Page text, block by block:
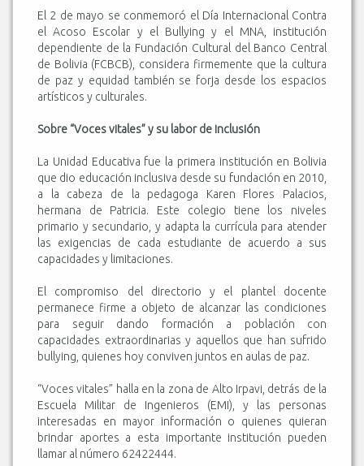
El 2 de mayo se conmemoró el Día Internacional Contra
el Acoso Escolar y el Bullying y el MNA, institución
dependiente de la Fundación Cultural del Banco Central
de Bolivia (FCBCB), considera firmemente que la cultura
de paz y equidad también se forja desde los espacios
artísticos y culturales.
Sobre “Voces vitales” y su labor de inclusión
La Unidad Educativa fue la primera institución en Bolivia
que dio educación inclusiva desde su fundación en 2010,
a la cabeza de la pedagoga Karen Flores Palacios,
hermana de Patricia. Este colegio tiene los niveles
primario y secundario, y adapta la currícula para atender
las exigencias de cada estudiante de acuerdo a sus
capacidades y limitaciones.
El compromiso del directorio y el plantel docente
permanece firme a objeto de alcanzar las condiciones
para seguir dando formación a población con
capacidades extraordinarias y aquellos que han sufrido
bullying, quienes hoy conviven juntos en aulas de paz.
“Voces vitales” halla en la zona de Alto Irpavi, detrás de la
Escuela Militar de Ingenieros (EMI), y las personas
interesadas en mayor información o quienes quieran
brindar aportes a esta importante institución pueden
llamar al número 62422444.